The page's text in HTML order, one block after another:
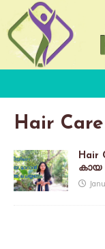
Hair
Hair
കായ